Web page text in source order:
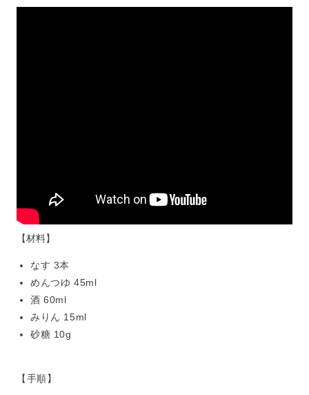
【材料】
なす 3本
めんつゆ 45ml
酒 60ml
みりん 15ml
砂糖 10g
【手順】